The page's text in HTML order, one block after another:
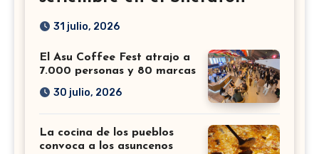
31 julio, 2026
El Asu Coffee Fest atrajo a
7.000 personas y 80 marcas
30 julio, 2026
La cocina de los pueblos
convoca a los asuncenos